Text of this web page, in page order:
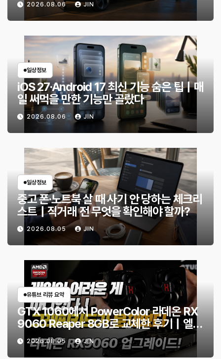
2026.08.06 JIN
일상정보
iOS 27·Android 17 최신 기능 숨은 팁｜매
일 써먹을 만한 기능만 골랐다
2026.08.06 JIN
일상정보
중고 폰·노트북 살 때 사기 안 당하는 체크리
스트｜직거래 전 무엇을 확인해야 할까?
2026.08.05 JIN
유튜브 리뷰 요약
GTX 1060에서 PowerColor 라데온 RX
9060 Reaper 8GB로 교체한 후기｜엘든
링·몬스터 헌터 와일즈 체감 변화
2026.08.05 JIN